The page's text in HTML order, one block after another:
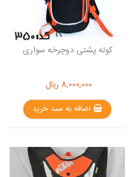
کوله پشتی دوچرخه سواری
8,000,000 ریال
اضافه به سبد خرید